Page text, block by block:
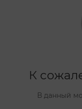
К
В данный